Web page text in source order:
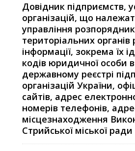
Довідник підприємств,
організацій, що
управління
територіальних
інформації, зокрема їх
кодів юридичної особи
державному реєстрі
організацій України,
сайтів, адрес
номерів телефонів,
місцезнаходження
Стрийської міської ради